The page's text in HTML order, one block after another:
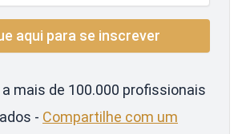
mais de 100.000 profissionais
- Compartilhe com um